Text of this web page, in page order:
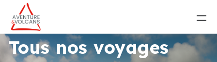
Tous nos voyages